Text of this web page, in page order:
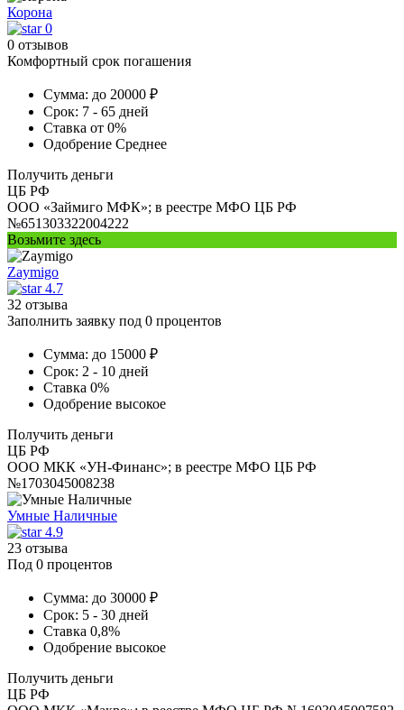
Корона
0
0 отзывов
Комфортный срок погашения
Сумма: до 20000 ₽
Срок: 7 - 65 дней
Ставка от 0%
Одобрение Среднее
Получить деньги
ЦБ РФ
ООО «Займиго МФК»; в реестре МФО ЦБ РФ
№651303322004222
Возьмите здесь
Zaymigo
4.7
32 отзыва
Заполнить заявку под 0 процентов
Сумма: до 15000 ₽
Срок: 2 - 10 дней
Ставка 0%
Одобрение высокое
Получить деньги
ЦБ РФ
ООО МКК «УН-Финанс»; в реестре МФО ЦБ РФ
№1703045008238
Умные Наличные
4.9
23 отзыва
Под 0 процентов
Сумма: до 30000 ₽
Срок: 5 - 30 дней
Ставка 0,8%
Одобрение высокое
Получить деньги
ЦБ РФ